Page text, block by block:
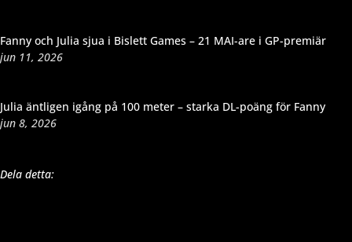
Fanny och Julia sjua i Bislett Games – 21 MAI-are i GP-premiär
jun 11, 2026
Julia äntligen igång på 100 meter – starka DL-poäng för Fanny
jun 8, 2026
Dela detta: